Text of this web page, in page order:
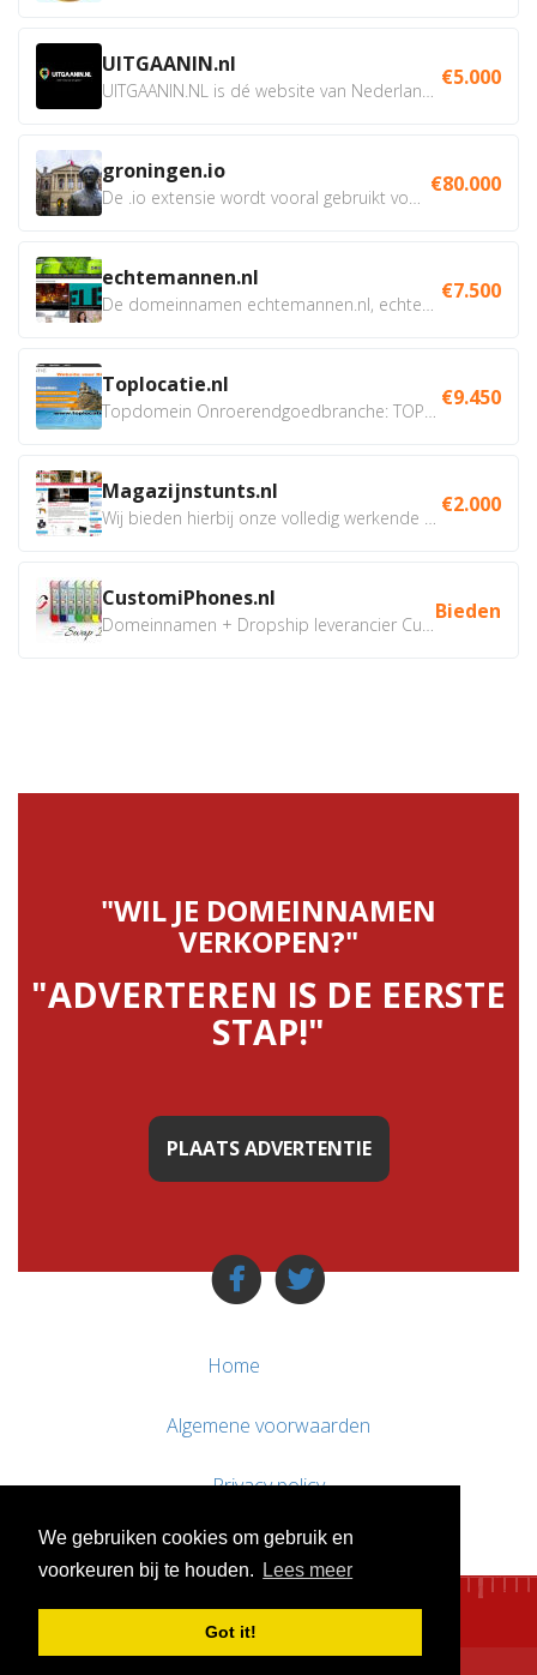
We gebruiken cookies om gebruik en
voorkeuren bij te houden.
Lees meer
Got it!
UITGAANIN.nl €5.000
groningen.io €80.000
echtemannen.nl €7.500
Toplocatie.nl €9.450
Magazijnstunts.nl €2.000
CustomiPhones.nl Bieden
"WIL JE DOMEINNAMEN
VERKOPEN?"
"ADVERTEREN IS DE EERSTE
STAP!"
PLAATS ADVERTENTIE
Home
Algemene voorwaarden
Privacy policy
Contact / Support